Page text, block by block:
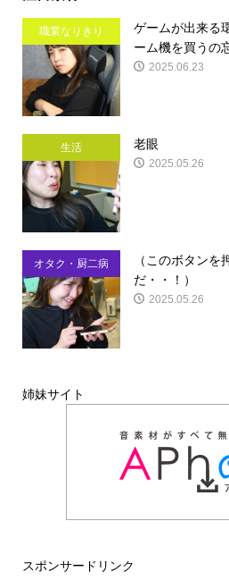
職業なりきり
ゲームが出来る
ーム機を買うの
2025.06.23
生活 老眼
2025.05.26
オタク・厨二病
（このボタンを
だ・・！）
2025.05.26
姉妹サイト
スポンサードリンク